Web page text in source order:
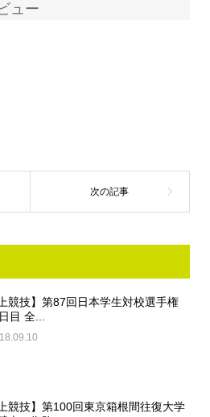
ュー
上競技】第87回日本学生対校選手権
目 全...
上競技】第100回東京箱根間往復大学